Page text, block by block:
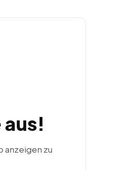
aus!
anzeigen zu